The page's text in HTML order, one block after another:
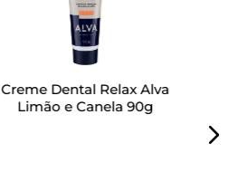
Creme Dental Relax Alva
Limão e Canela 90g